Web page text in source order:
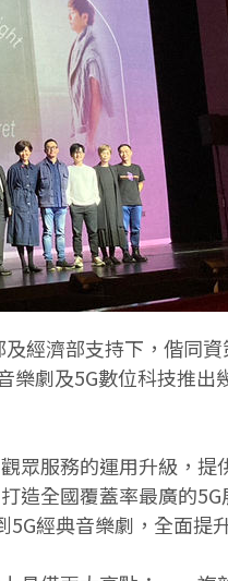
經濟部支持下，偕同
劇及5G數位科技推
眾服務的運用升級，
造全國覆蓋率最廣的
經典音樂劇，全面提